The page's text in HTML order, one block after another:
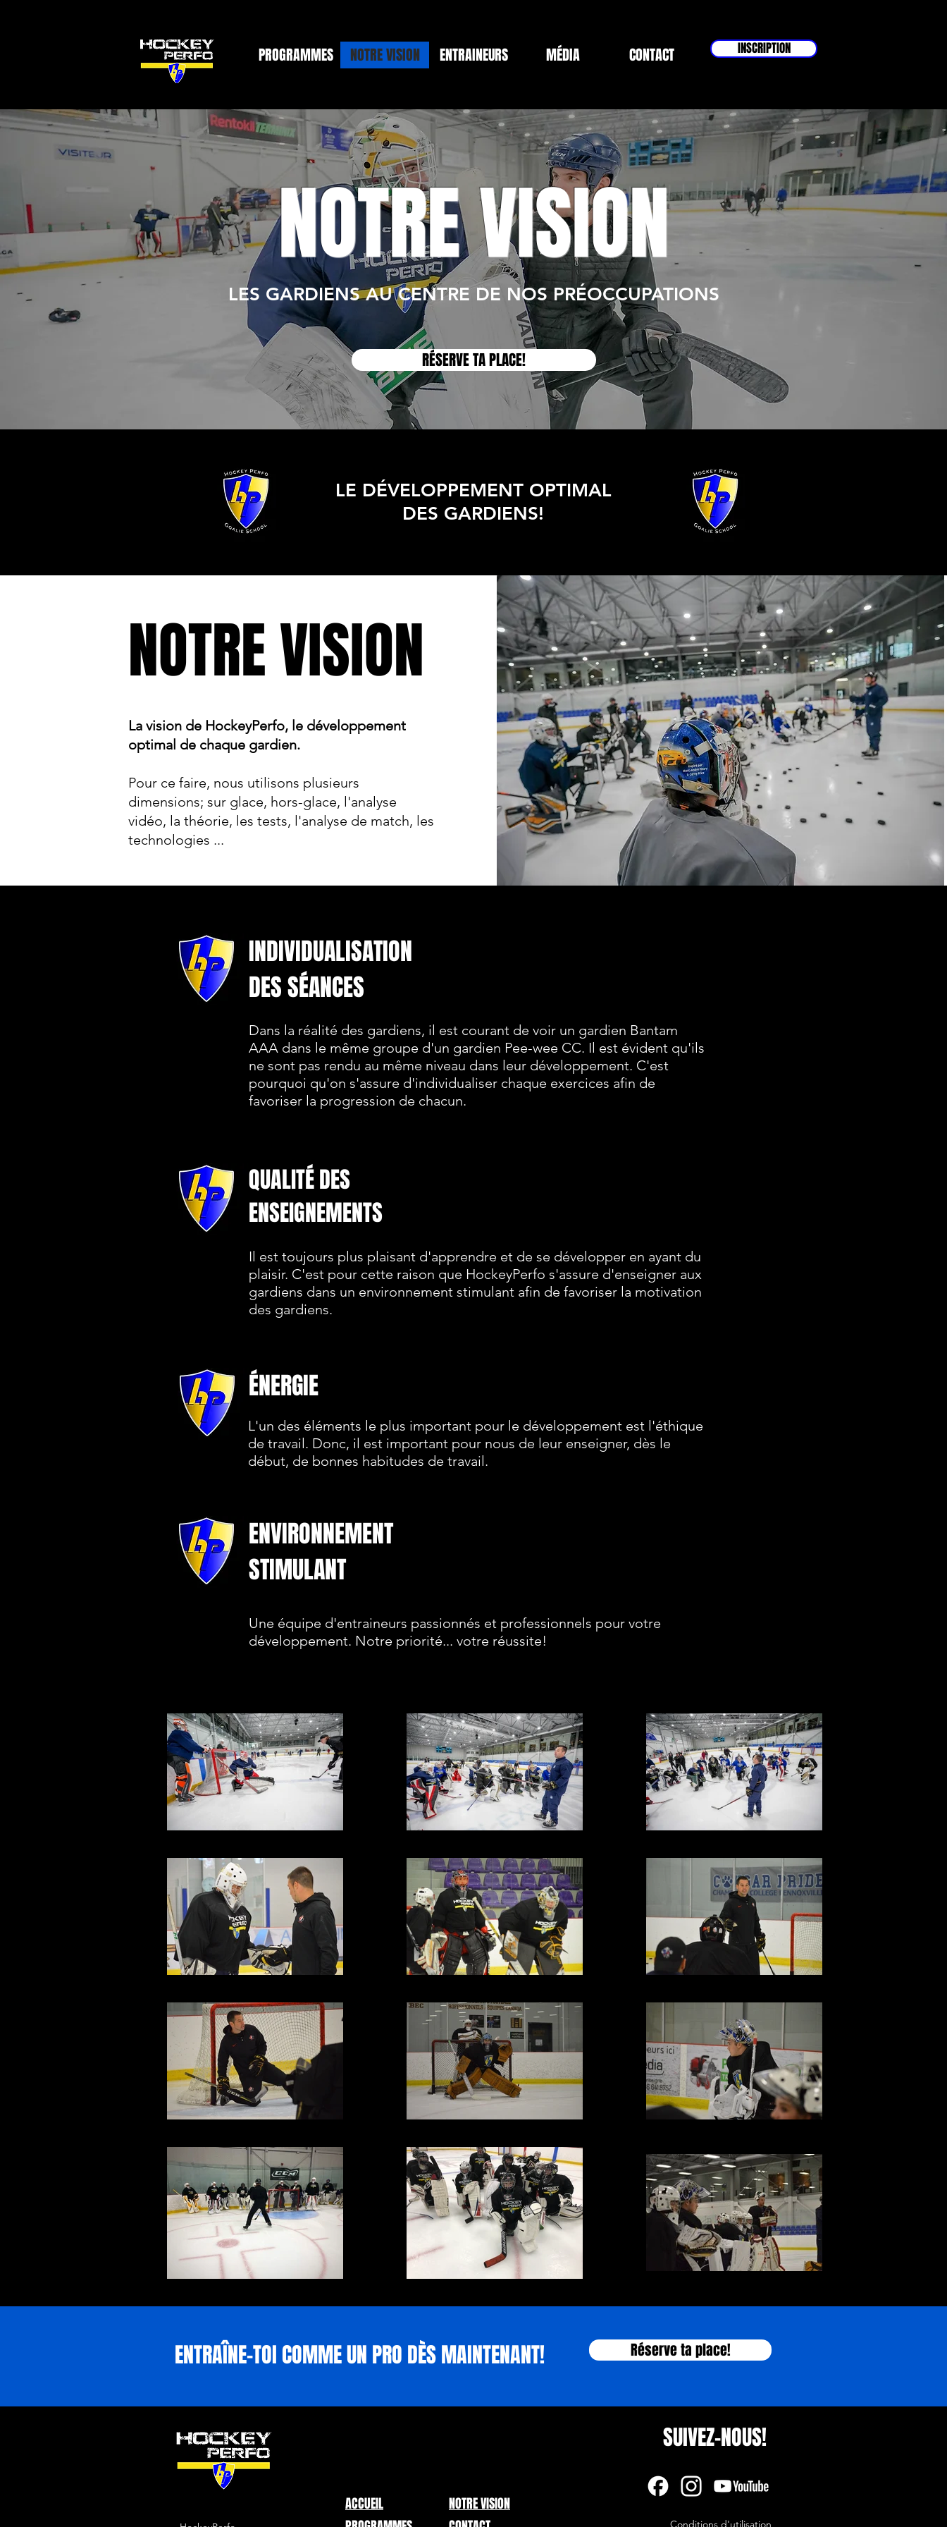
PROGRAMMES NOTRE VISION ENTRAINEURS MÉDIA CONTACT INSCRIPTION
NOTRE VISION
LES GARDIENS AU CENTRE DE NOS PRÉOCCUPATIONS
RÉSERVE TA PLACE!
LE DÉVELOPPEMENT OPTIMAL
DES GARDIENS!
NOTRE VISION
La vision de HockeyPerfo, le développement
optimal de chaque gardien.
Pour ce faire, nous utilisons plusieurs
dimensions; sur glace, hors-glace, l'analyse
vidéo, la théorie, les tests, l'analyse de match, les
technologies ...
INDIVIDUALISATION
DES SÉANCES
Dans la réalité des gardiens, il est courant de voir un gardien Bantam
AAA dans le même groupe d'un gardien Pee-wee CC. Il est évident qu'ils
ne sont pas rendu au même niveau dans leur développement. C'est
pourquoi qu'on s'assure d'individualiser chaque exercices afin de
favoriser la progression de chacun.
QUALITÉ DES
ENSEIGNEMENTS
Il est toujours plus plaisant d'apprendre et de se développer en ayant du
plaisir. C'est pour cette raison que HockeyPerfo s'assure d'enseigner aux
gardiens dans un environnement stimulant afin de favoriser la motivation
des gardiens.
ÉNERGIE
L'un des éléments le plus important pour le développement est l'éthique
de travail. Donc, il est important pour nous de leur enseigner, dès le
début, de bonnes habitudes de travail.
ENVIRONNEMENT
STIMULANT
Une équipe d'entraineurs passionnés et professionnels pour votre
développement. Notre priorité... votre réussite!
ENTRAÎNE-TOI COMME UN PRO DÈS MAINTENANT! Réserve ta place!
ACCUEIL NOTRE VISION
SUIVEZ-NOUS!
Conditions d'utilisation